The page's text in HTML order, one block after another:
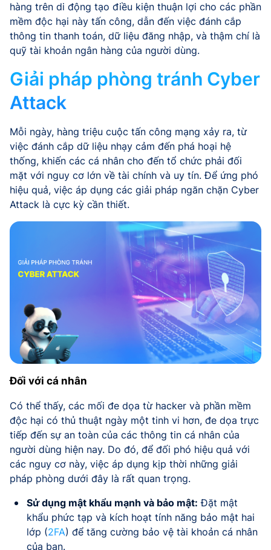
hàng trên di động tạo điều kiện thuận lợi cho các phần
mềm độc hại này tấn công, dẫn đến việc đánh cắp
thông tin thanh toán, dữ liệu đăng nhập, và thậm chí là
quỹ tài khoản ngân hàng của người dùng.
Giải pháp phòng tránh Cyber
Attack
Mỗi ngày, hàng triệu cuộc tấn công mạng xảy ra, từ
việc đánh cắp dữ liệu nhạy cảm đến phá hoại hệ
thống, khiến các cá nhân cho đến tổ chức phải đối
mặt với nguy cơ lớn về tài chính và uy tín. Để ứng phó
hiệu quả, việc áp dụng các giải pháp ngăn chặn Cyber
Attack là cực kỳ cần thiết.
Đối với cá nhân
Có thể thấy, các mối đe dọa từ hacker và phần mềm
độc hại có thủ thuật ngày một tinh vi hơn, đe dọa trực
tiếp đến sự an toàn của các thông tin cá nhân của
người dùng hiện nay. Do đó, để đối phó hiệu quả với
các nguy cơ này, việc áp dụng kịp thời những giải
pháp phòng dưới đây là rất quan trọng.
Sử dụng mật khẩu mạnh và bảo mật: Đặt mật
khẩu phức tạp và kích hoạt tính năng bảo mật hai
lớp (2FA) để tăng cường bảo vệ tài khoản cá nhân
của bạn.